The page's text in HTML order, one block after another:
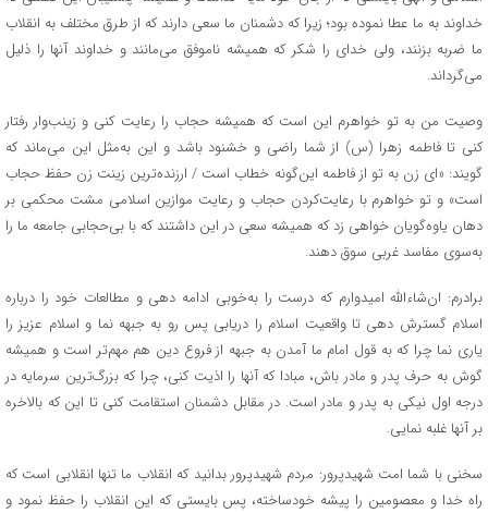
خداوند به ما عطا نموده بود؛ زیرا که دشمنان ما سعی دارند که از طرق مختلف به انقلاب
ما ضربه بزنند، ولی خدای را شکر که همیشه ناموفق می‌مانند و خداوند آنها را ذلیل
می‌گرداند.
وصیت من به تو خواهرم این است که همیشه حجاب را رعایت کنی و زینب‌وار رفتار
کنی تا فاطمه زهرا (س) از شما راضی و خشنود باشد و این به‌مثل این می‌ماند که
گویند: «ای زن به تو از فاطمه این‌گونه خطاب است / ارزنده‌ترین زینت زن حفظ حجاب
است» و تو خواهرم با رعایت‌کردن حجاب و رعایت موازین اسلامی مشت محکمی بر
دهان یاوه‌گویان خواهی زد که همیشه سعی در این داشتند که با بی‌حجابی جامعه ما را
به‌سوی مفاسد غربی سوق دهند.
برادرم: ان‌شاءالله امیدوارم که درست را به‌خوبی ادامه دهی و مطالعات خود را درباره
اسلام گسترش دهی تا واقعیت اسلام را دریابی پس رو به جبهه نما و اسلام عزیز را
یاری نما چرا که به قول امام ما آمدن به جبهه از فروع دین هم مهم‌تر است و همیشه
گوش به حرف پدر و مادر باش، مبادا که آنها را اذیت کنی، چرا که بزرگ‌ترین سرمایه در
درجه اول نیکی به پدر و مادر است. در مقابل دشمنان استقامت کنی تا این که بالاخره
بر آنها غلبه نمایی.
سخنی با شما امت شهیدپرور: مردم شهیدپرور بدانید که انقلاب ما تنها انقلابی است که
راه خدا و معصومین را پیشه خودساخته، پس بایستی که این انقلاب را حفظ نمود و